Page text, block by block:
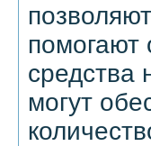
помогают
средства
могут